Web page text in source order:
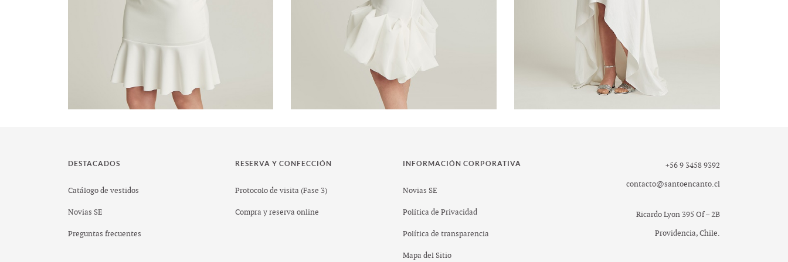
DESTACADOS
Catálogo de vestidos
Novias SE
Preguntas frecuentes
RESERVA Y CONFECCIÓN
Protocolo de visita (Fase 3)
Compra y reserva online
INFORMACIÓN CORPORATIVA
Novias SE
Política de Privacidad
Política de transparencia
Mapa del Sitio
+56 9 3458 9392
contacto@santoencanto.cl
Ricardo Lyon 395 Of – 2B
Providencia, Chile.